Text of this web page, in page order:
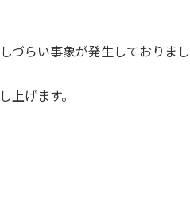
づらい事象が発生しておりま
げます。